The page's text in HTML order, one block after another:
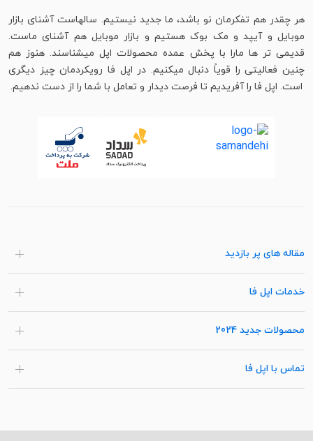
هر چقدر هم تفکرمان نو باشد، ما جدید نیستیم. سالهاست آشنای بازار
موبایل و آیپد و مک بوک هستیم و بازار موبایل هم آشنای ماست.
قدیمی تر ها مارا با پخش عمده محصولات اپل میشناسند. هنوز هم
چنین فعالیتی را قویاً دنبال میکنیم. در اپل فا رویکردمان چیز دیگری
است. اپل فا را آفریدیم تا فرصت دیدار و تعامل با شما را از دست ندهیم.
مقاله های پر بازدید
خدمات اپل فا
محصولات جدید 2024
تماس با اپل فا